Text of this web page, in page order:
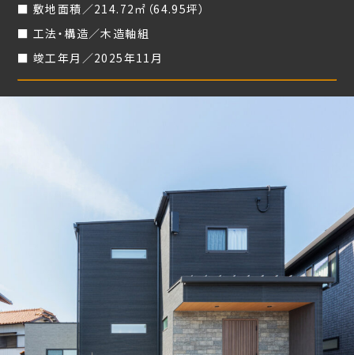
敷地面積／214.72㎡（64.95坪）
工法・構造／木造軸組
竣工年月／2025年11月